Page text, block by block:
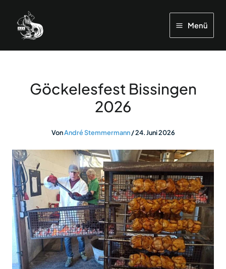
springen
Menü
Göckelesfest Bissingen
2026
VonAndré Stemmermann/24. Juni 2026